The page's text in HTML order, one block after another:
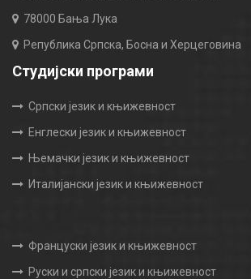
78000 Бања Лука
Република Српска, Босна и Херцеговина
Студијски програми
Српски језик и књижевност
Енглески језик и књижевност
Њемачки језик и књижевност
Италијански језик и књижевност
Француски језик и књижевност
Руски и српски језик и књижевност